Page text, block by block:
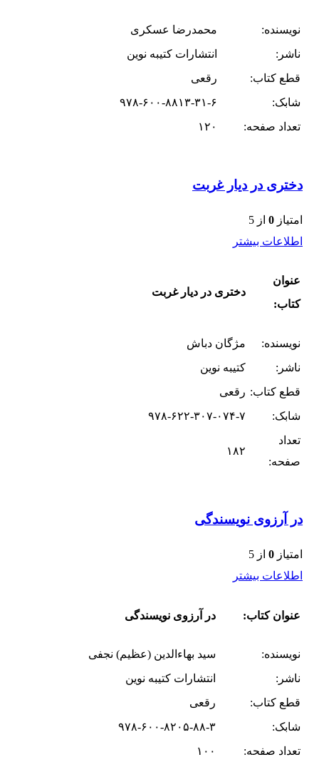
نویسنده:
محمدرضا عسکری
ناشر:
انتشارات کتیبه نوین
قطع کتاب:
رقعی
شابک:
۹۷۸-۶۰۰-۸۸۱۳-۳۱-۶
تعداد صفحه:
۱۲۰
دختری در دیار غربت
امتیاز 0 از 5
اطلاعات بیشتر
عنوان
کتاب:
دختری در دیار غربت
نویسنده:
مژگان دباش
ناشر:
کتیبه نوین
قطع کتاب: رقعی
شابک:
۹۷۸-۶۲۲-۳۰۷-۰۷۴-۷
تعداد
صفحه:
۱۸۲
در آرزوی نویسندگی
امتیاز 0 از 5
اطلاعات بیشتر
عنوان کتاب: در آرزوی نویسندگی
نویسنده:
سید بهاءالدین (عظیم) نجفی
ناشر:
انتشارات کتیبه نوین
قطع کتاب:
رقعی
شابک:
۹۷۸-۶۰۰-۸۲۰۵-۸۸-۳
تعداد صفحه:
۱۰۰